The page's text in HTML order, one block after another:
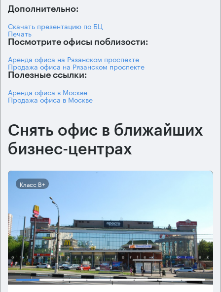
Дополнительно:
Скачать презентацию по БЦ
Печать
Посмотрите офисы поблизости:
Аренда офиса на Рязанском проспекте
Продажа офиса на Рязанском проспекте
Полезные ссылки:
Аренда офиса в Москве
Продажа офиса в Москве
Снять офис в ближайших
бизнес-центрах
Класс B+